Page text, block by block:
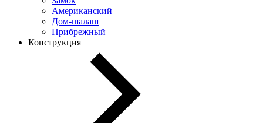
Американский
Дом-шалаш
Прибрежный
Конструкция